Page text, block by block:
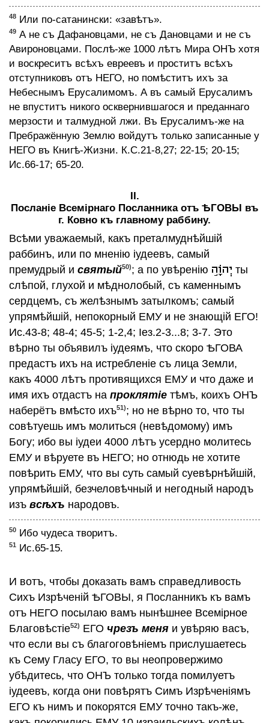
48 Или по-сатанински: «завѣтъ».
49 А не съ Дафановцами, не съ Дановцами и не съ
Авироновцами. Послѣ-же 1000 лѣтъ Мира ОНЪ хотя
и воскреситъ всѣхъ евреевъ и проститъ всѣхъ
отступниковъ отъ НЕГО, но помѣститъ ихъ за
Небеснымъ Ерусалимомъ. А въ самый Ерусалимъ
не впуститъ никого осквернившагося и преданнаго
мерзости и талмудной лжи. Въ Ерусалимъ-же на
Пребражённую Землю войдутъ только записанные у
НЕГО въ Книгѣ-Жизни. К.С.21-8,27; 22-15; 20-15;
Ис.66-17; 65-20.
II.
Посланiе Всемiрнаго Посланника отъ ѢГОВЫ въ
г. Ковно къ главному раббину.
Всѣми уважаемый, какъ преталмуднѣйшiй
раббинъ, или по мненiю iудеевъ, самый
премудрый и святый50); а по увѣренiю
ты
слѣпой, глухой и мѣднолобый, съ каменнымъ
сердцемъ, съ желѣзнымъ затылкомъ; самый
упрямѣйшiй, непокорный ЕМУ и не знающiй ЕГО!
Ис.43-8; 48-4; 45-5; 1-2,4; Iез.2-3...8; 3-7. Это
вѣрно ты объявилъ iудеямъ, что скоро ѢГОВА
предастъ ихъ на истребленiе съ лица Земли,
какъ 4000 лѣтъ противящихся ЕМУ и что даже и
имя ихъ отдастъ на проклятiе тѣмъ, коихъ ОНЪ
наберётъ вмѣсто ихъ51); но не вѣрно то, что ты
совѣтуешь имъ молиться (невѣдомому) имъ
Богу; ибо вы iудеи 4000 лѣтъ усердно молитесь
ЕМУ и вѣруете въ НЕГО; но отнюдь не хотите
повѣрить ЕМУ, что вы суть самый суевѣрнѣйшiй,
упрямѣйшiй, безчеловѣчный и негодный народъ
изъ всѣхъ народовъ.
50 Ибо чудеса творитъ.
51 Ис.65-15.
И вотъ, чтобы доказать вамъ справедливость
Сихъ Изрѣченiй ѢГОВЫ, я Посланникъ къ вамъ
отъ НЕГО посылаю вамъ нынѣшнее Всемiрное
Благовѣстiе52) ЕГО чрезъ меня и увѣряю васъ,
что если вы съ благоговѣнiемъ прислушаетесь
къ Сему Гласу ЕГО, то вы неопровержимо
убѣдитесь, что ОНЪ только тогда помилуетъ
iудеевъ, когда они повѣрятъ Симъ Изрѣченiямъ
ЕГО къ нимъ и покорятся ЕМУ точно такъ-же,